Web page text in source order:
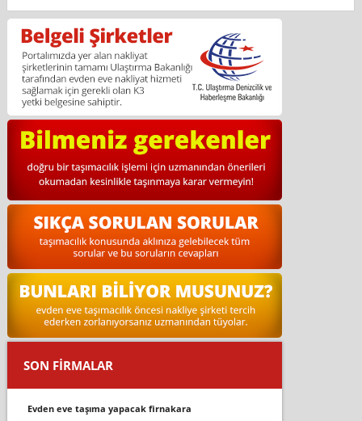
SON FİRMALAR
evden eve taşıma yapacak firnakara